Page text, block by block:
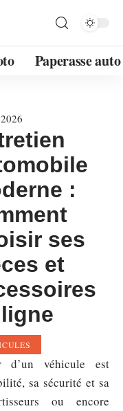
Paperasse auto
:
ses
et
d’un véhicule est
sa sécurité et sa
ou encore